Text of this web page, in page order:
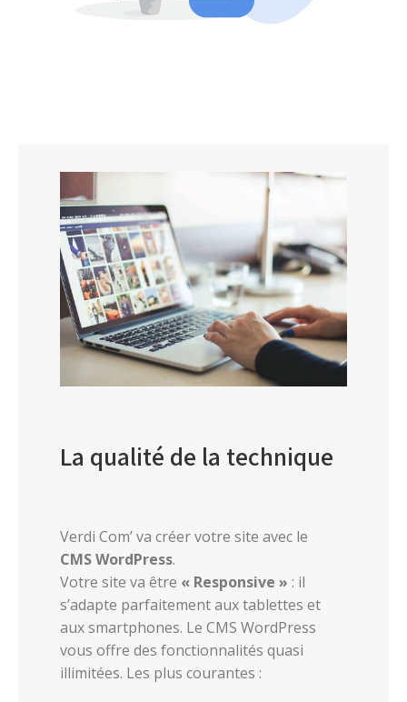
La qualité de la technique
Verdi Com’ va créer votre site avec le
CMS WordPress.
Votre site va être « Responsive » : il
s’adapte parfaitement aux tablettes et
aux smartphones. Le CMS WordPress
vous offre des fonctionnalités quasi
illimitées. Les plus courantes :